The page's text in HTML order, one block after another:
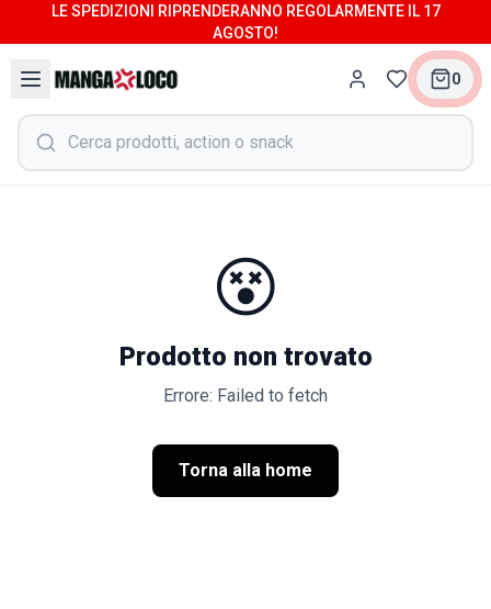
LE SPEDIZIONI RIPRENDERANNO REGOLARMENTE IL 17
AGOSTO!
0
😵
Prodotto non trovato
Errore: Failed to fetch
Torna alla home